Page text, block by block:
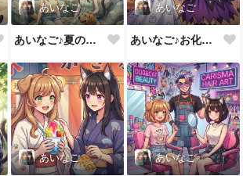
あいなご
あいなご♪夏の足湯もいいよね💕
あいなご
あいなご♪お化け役も一緒なら楽しいね💕
あいなご あいなご